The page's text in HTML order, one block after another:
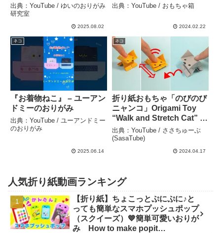
れるおりがみ origami –
ゆいのおりがみ研究室
出典：YouTube / ゆいのおりがみ
研究室
2025.08.02
出典：YouTube / おもちゃ箱
2024.02.22
ネコ
『お着物ねこ』 – ユーアン
ドミーのおりがみ
出典：YouTube / ユーアンドミー
のおりがみ
2025.06.14
ネコ
折り紙おもちゃ「のびのび
ニャンコ」Origami Toy
“Walk and Stretch Cat” –
ささちゅーぶ
(SasaTube)
出典：YouTube / ささちゅーぶ
(SasaTube)
2024.04.17
人気折り紙動画ランキング
【折り紙】ちょこっとぷにぷに♪と
っても簡単なスマホプッシュポップ
（スクイーズ）💙簡単可愛いおりが
み How to make popit